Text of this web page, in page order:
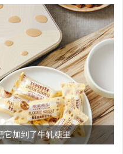
被列入佛家七宝的